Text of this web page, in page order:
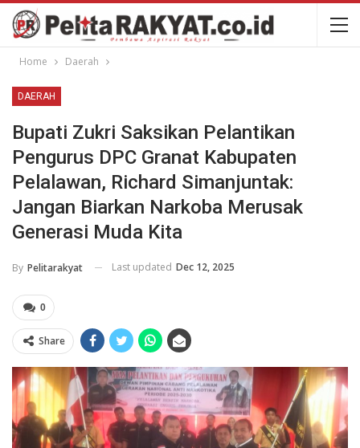
Home Daerah
DAERAH
Bupati Zukri Saksikan Pelantikan
Pengurus DPC Granat Kabupaten
Pelalawan, Richard Simanjuntak:
Jangan Biarkan Narkoba Merusak
Generasi Muda Kita
By Pelitarakyat Last updated Dec 12, 2025
0
Share